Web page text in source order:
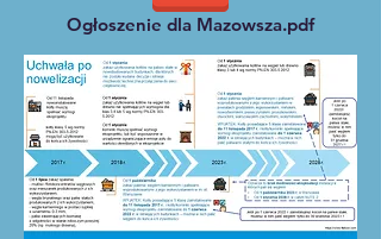
Ogłoszenie dla Mazowsza.pdf